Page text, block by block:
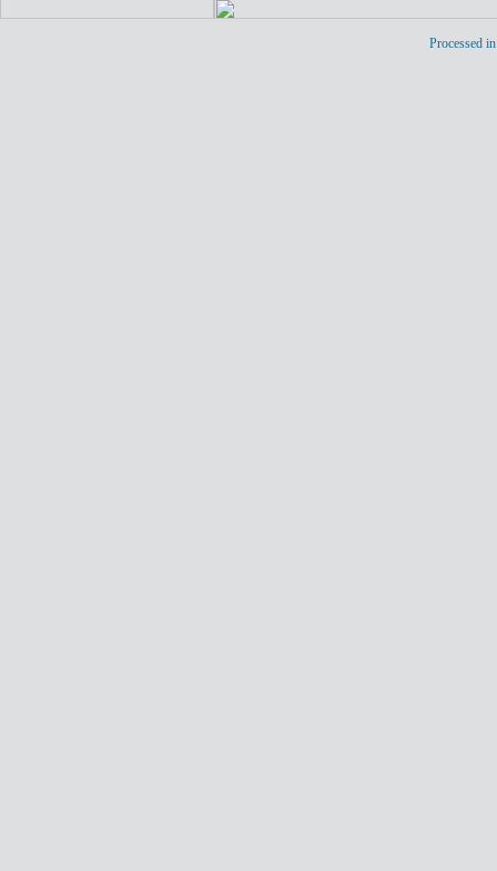
Processed